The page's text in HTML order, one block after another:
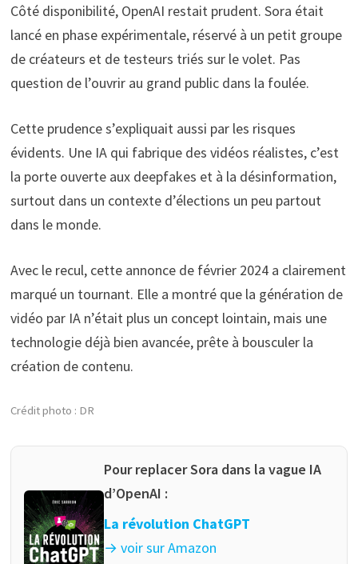
Côté disponibilité, OpenAI restait prudent. Sora était
lancé en phase expérimentale, réservé à un petit groupe
de créateurs et de testeurs triés sur le volet. Pas
question de l’ouvrir au grand public dans la foulée.
Cette prudence s’expliquait aussi par les risques
évidents. Une IA qui fabrique des vidéos réalistes, c’est
la porte ouverte aux deepfakes et à la désinformation,
surtout dans un contexte d’élections un peu partout
dans le monde.
Avec le recul, cette annonce de février 2024 a clairement
marqué un tournant. Elle a montré que la génération de
vidéo par IA n’était plus un concept lointain, mais une
technologie déjà bien avancée, prête à bousculer la
création de contenu.
Crédit photo : DR
Pour replacer Sora dans la vague IA
d’OpenAI :
La révolution ChatGPT
→ voir sur Amazon